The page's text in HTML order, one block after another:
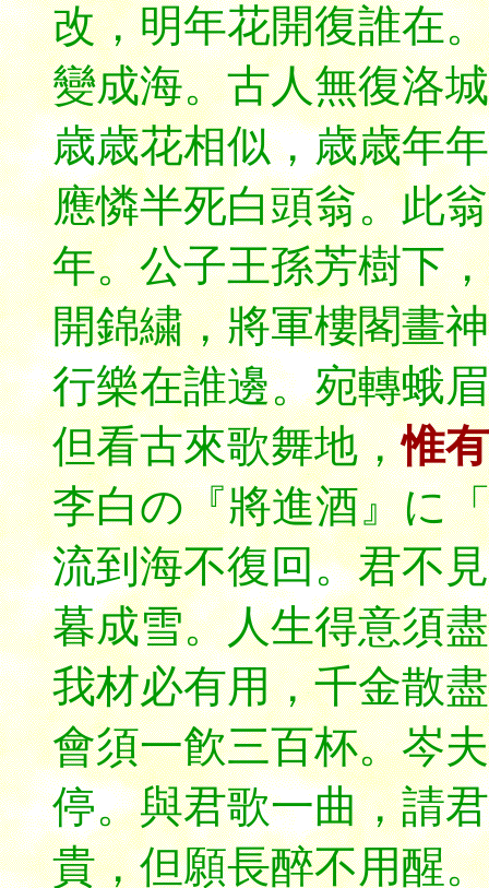
改，明年花開復誰在
變成海。古人無復洛
歳歳花相似，歳歳年
應憐半死白頭翁。此
年。公子王孫芳樹下
開錦繍，將軍樓閣畫
行樂在誰邊。宛轉蛾
但看古來歌舞地，惟有
李白の『將進酒』に
流到海不復回。君不
暮成雪。人生得意須
我材必有用，千金散
會須一飮三百杯。岑
停。與君歌一曲，請
貴，但願長醉不用醒